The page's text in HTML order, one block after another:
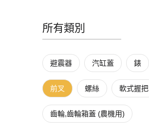
所有類別
避震器 汽缸蓋 錶
前叉 螺絲 軟式握把
齒輪,齒輪箱蓋 (農機用)